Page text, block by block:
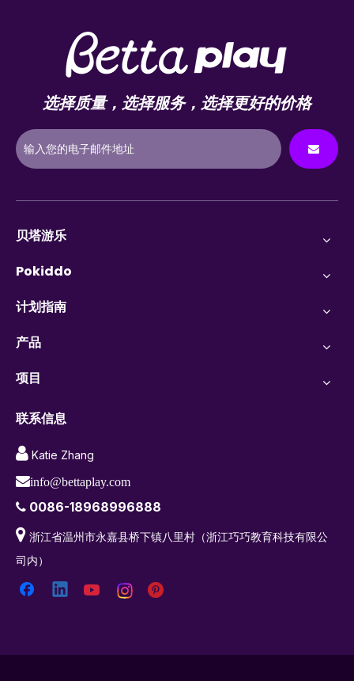
选择质量，选择服务，选择更好的价格
贝塔游乐
Pokiddo
计划指南
产品
项目
联系信息
 Katie Zhang
info@bettaplay.com
 0086-18968996888
 浙江省温州市永嘉县桥下镇八里村（浙江巧巧教育科技有限公
司内）